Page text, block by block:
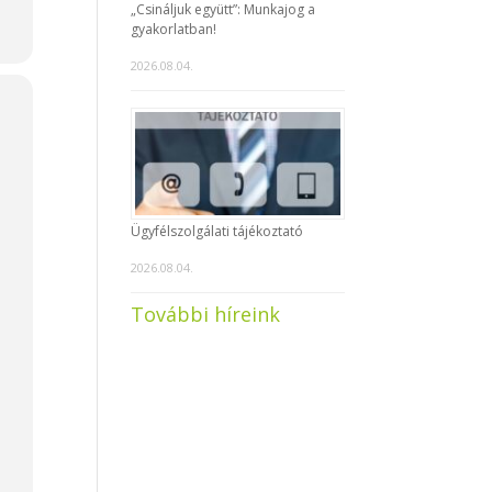
„Csináljuk együtt”: Munkajog a
gyakorlatban!
2026.08.04.
Ügyfélszolgálati tájékoztató
2026.08.04.
További híreink